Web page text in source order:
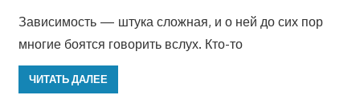
Зависимость — штука сложная, и о ней до сих пор
многие боятся говорить вслух. Кто-то
ЧИТАТЬ ДАЛЕЕ